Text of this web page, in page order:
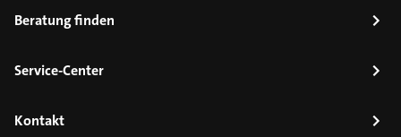
Beratung finden
Service-Center
Kontakt